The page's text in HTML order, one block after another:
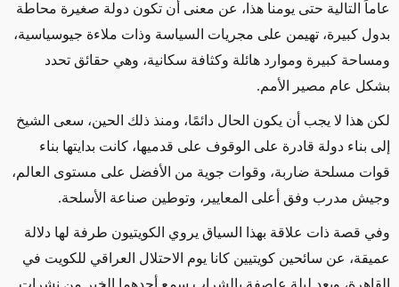
عاماً التالية حتى يومنا هذا، عن معنى أن تكون دولة صغيرة محاطة
بدول كبيرة، تهيمن على مجريات السياسة وذات ملاءة جيوسياسية،
ومساحة كبيرة وموارد هائلة وكثافة سكانية، وهي حقائق تحدد
بشكل عام مصير الأمم.
لكن هذا لا يجب أن يكون الحال دائمًا، ومنذ ذلك الحين، سعى الشيخ
إلى بناء دولة قادرة على الوقوف على قدميها، كانت بدايتها بناء
قوات مسلحة ضاربة، وقوات جوية من الأفضل على مستوى العالم،
وجيش مدرب وفق أعلى المعايير، وتوطين صناعة الأسلحة.
وفي قصة ذات علاقة بهذا السياق يروي الكويتيون طرفة لها دلالة
عميقة، عن سائحين كويتيين كانا يوم الاحتلال العراقي للكويت في
القاهرة، وبعد ليلة عاصفة بالشراب سمع أحدهما الخبر من نشرات